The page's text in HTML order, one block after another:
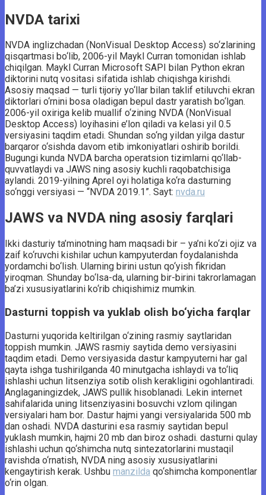
NVDA tarixi
NVDA inglizchadan (NonVisual Desktop Access) so‘zlarining
qisqartmasi bo‘lib, 2006-yil Maykl Curran tomonidan ishlab
chiqilgan. Maykl Curran Microsoft SAPI bilan Python ekran
diktorini nutq vositasi sifatida ishlab chiqishga kirishdi.
Asosiy maqsad — turli tijoriy yo‘llar bilan taklif etiluvchi ekran
diktorlari o‘rnini bosa oladigan bepul dastr yaratish bo‘lgan.
2006-yil oxiriga kelib muallif o‘zining NVDA (NonVisual
Desktop Access) loyihasini e’lon qiladi va kelasi yil 0.5
versiyasini taqdim etadi. Shundan so‘ng yildan yilga dastur
barqaror o‘sishda davom etib imkoniyatlari oshirib borildi.
Bugungi kunda NVDA barcha operatsion tizimlarni qo‘llab-
quvvatlaydi va JAWS ning asosiy kuchli raqobatchisiga
aylandi. 2019-yilning Aprel oyi holatiga ko‘ra dasturning
so‘nggi versiyasi — “NVDA 2019.1”. Sayt: nvda.ru
JAWS va NVDA ning asosiy farqlari
Ikki dasturiy ta’minotning ham maqsadi bir – ya’ni ko‘zi ojiz va
zaif ko‘ruvchi kishilar uchun kampyuterdan foydalanishda
yordamchi bo‘lish. Ularning birini ustun qo‘yish fikridan
yiroqman. Shunday bo‘lsa-da, ularning bir-birini takrorlamagan
ba’zi xususiyatlarini ko‘rib chiqishimiz mumkin.
Dasturni toppish va yuklab olish bo‘yicha farqlar
Dasturni yuqorida keltirilgan o‘zining rasmiy saytlaridan
toppish mumkin. JAWS rasmiy saytida demo versiyasini
taqdim etadi. Demo versiyasida dastur kampyuterni har gal
qayta ishga tushirilganda 40 minutgacha ishlaydi va to‘liq
ishlashi uchun litsenziya sotib olish kerakligini ogohlantiradi.
Anglaganingizdek, JAWS pullik hisoblanadi. Lekin internet
sahifalarida uning litsenziyasini bosuvchi vzlom qilingan
versiyalari ham bor. Dastur hajmi yangi versiyalarida 500 mb
dan oshadi. NVDA dasturini esa rasmiy saytidan bepul
yuklash mumkin, hajmi 20 mb dan biroz oshadi. dasturni qulay
ishlashi uchun qo‘shimcha nutq sintezatorlarini mustaqil
ravishda o‘rnatish, NVDA ning asosiy xususiyatlarini
kengaytirish kerak. Ushbu manzilda qo‘shimcha komponentlar
o‘rin olgan.